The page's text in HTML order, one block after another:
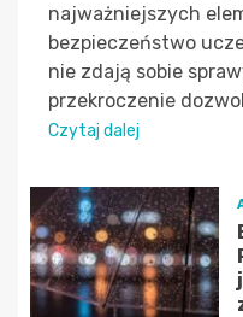
najważniejszych
bezpieczeństwo
nie zdają sobie
przekroczenie
Czytaj dalej